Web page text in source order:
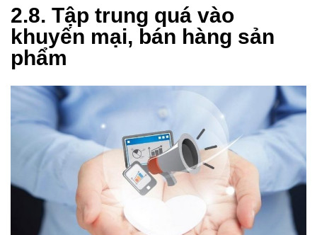
2.8. Tập trung quá vào
khuyến mại, bán hàng sản
phẩm